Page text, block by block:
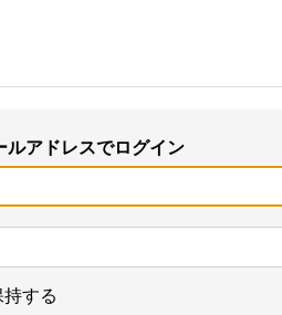
ルアドレスでログイン
する